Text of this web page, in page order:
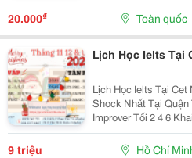
Khách Hàng Tiềm
Để Vận...
20.000₫ Toàn quốc
Lịch Học Ielts Tại
Lịch Học Ielts Tại Cet
Shock Nhất Tại Quận Tân Phú
Improver Tối 2 4 6 Khai Giảng: 13/07/2026 Khung Giờ:
18:00 Đến 21:00 Học Phí Ưu Đãi 5% Khi Đăng Ký 2/ Ielts
Basic Tối 3 5 7 Khai...
9 triệu Hồ Chí